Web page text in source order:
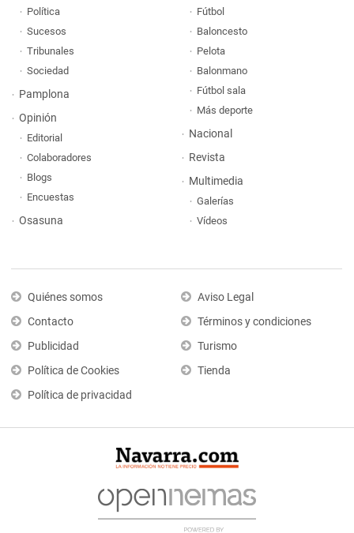
Política
Sucesos
Tribunales
Sociedad
Pamplona
Opinión
Editorial
Colaboradores
Blogs
Encuestas
Osasuna
Fútbol
Baloncesto
Pelota
Balonmano
Fútbol sala
Más deporte
Nacional
Revista
Multimedia
Galerías
Vídeos
Quiénes somos
Contacto
Publicidad
Política de Cookies
Política de privacidad
Aviso Legal
Términos y condiciones
Turismo
Tienda